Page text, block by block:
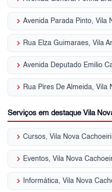
keyboard_arrow_right Avenida Parada Pinto, Vila
keyboard_arrow_right Rua Elza Guimaraes, Vila
keyboard_arrow_right
keyboard_arrow_right Rua Pires De Almeida, Vila
Serviços em destaque Vila
keyboard_arrow_right Cursos, Vila Nova
keyboard_arrow_right Eventos, Vila Nova
keyboard_arrow_right Informática, Vila Nova